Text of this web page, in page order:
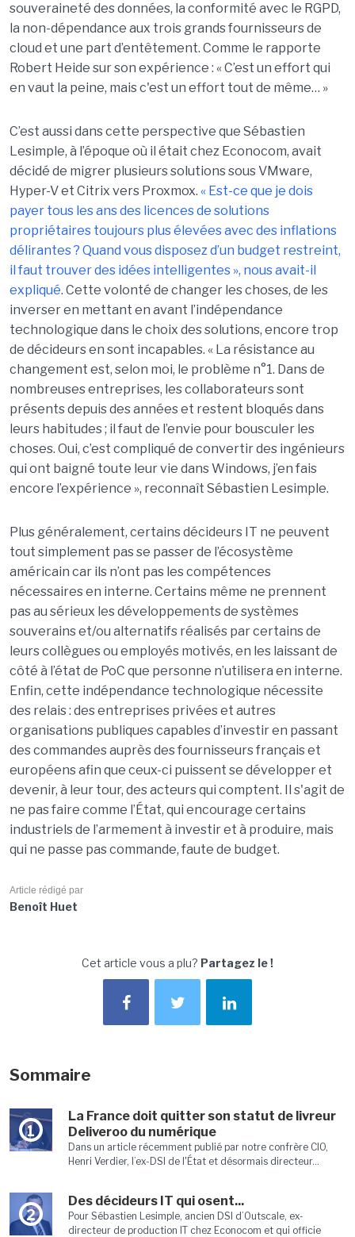
souveraineté des données, la conformité avec le RGPD,
la non-dépendance aux trois grands fournisseurs de
cloud et une part d’entêtement. Comme le rapporte
Robert Heide sur son expérience : « C’est un effort qui
en vaut la peine, mais c'est un effort tout de même… »
C’est aussi dans cette perspective que Sébastien
Lesimple, à l’époque où il était chez Econocom, avait
décidé de migrer plusieurs solutions sous VMware,
Hyper-V et Citrix vers Proxmox. « Est-ce que je dois
payer tous les ans des licences de solutions
propriétaires toujours plus élevées avec des inflations
délirantes ? Quand vous disposez d’un budget restreint,
il faut trouver des idées intelligentes », nous avait-il
expliqué. Cette volonté de changer les choses, de les
inverser en mettant en avant l’indépendance
technologique dans le choix des solutions, encore trop
de décideurs en sont incapables. « La résistance au
changement est, selon moi, le problème n°1. Dans de
nombreuses entreprises, les collaborateurs sont
présents depuis des années et restent bloqués dans
leurs habitudes ; il faut de l’envie pour bousculer les
choses. Oui, c’est compliqué de convertir des ingénieurs
qui ont baigné toute leur vie dans Windows, j’en fais
encore l’expérience », reconnaît Sébastien Lesimple.
Plus généralement, certains décideurs IT ne peuvent
tout simplement pas se passer de l’écosystème
américain car ils n’ont pas les compétences
nécessaires en interne. Certains même ne prennent
pas au sérieux les développements de systèmes
souverains et/ou alternatifs réalisés par certains de
leurs collègues ou employés motivés, en les laissant de
côté à l’état de PoC que personne n’utilisera en interne.
Enfin, cette indépendance technologique nécessite
des relais : des entreprises privées et autres
organisations publiques capables d’investir en passant
des commandes auprès des fournisseurs français et
européens afin que ceux-ci puissent se développer et
devenir, à leur tour, des acteurs qui comptent. Il s'agit de
ne pas faire comme l’État, qui encourage certains
industriels de l’armement à investir et à produire, mais
qui ne passe pas commande, faute de budget.
Article rédigé par
Benoît Huet
Cet article vous a plu? Partagez le !
Sommaire
1
La France doit quitter son statut de livreur
Deliveroo du numérique
Dans un article récemment publié par notre confrère CIO,
Henri Verdier, l’ex-DSI de l'État et désormais directeur...
2
Des décideurs IT qui osent...
Pour Sébastien Lesimple, ancien DSI d’Outscale, ex-
directeur de production IT chez Econocom et qui officie